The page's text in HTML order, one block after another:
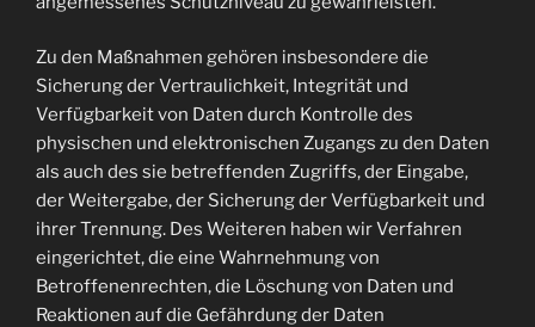
Zu den Maßnahmen gehören insbesondere die
Sicherung der Vertraulichkeit, Integrität und
Verfügbarkeit von Daten durch Kontrolle des
physischen und elektronischen Zugangs zu den Daten
als auch des sie betreffenden Zugriffs, der Eingabe,
der Weitergabe, der Sicherung der Verfügbarkeit und
ihrer Trennung. Des Weiteren haben wir Verfahren
eingerichtet, die eine Wahrnehmung von
Betroffenenrechten, die Löschung von Daten und
Reaktionen auf die Gefährdung der Daten